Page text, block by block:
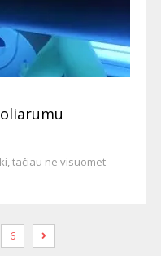
tačiau ne visuomet
6